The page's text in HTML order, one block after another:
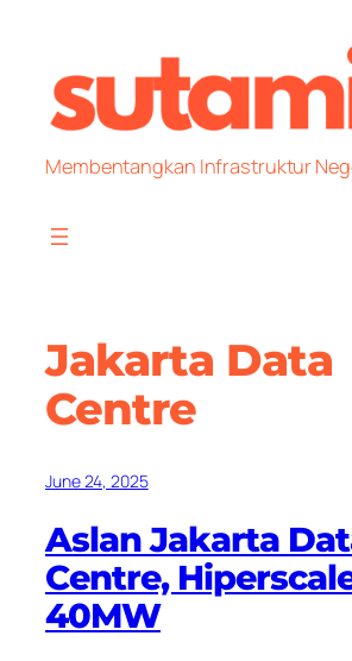
content
Membentangkan Infrastruktur
Jakarta Data
Centre
June 24, 2025
Aslan Jakarta
Centre,
40MW